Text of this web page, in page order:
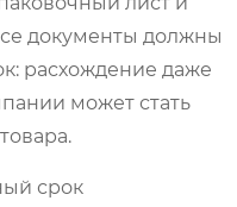
документы должны
расхождение даже
может стать
срок